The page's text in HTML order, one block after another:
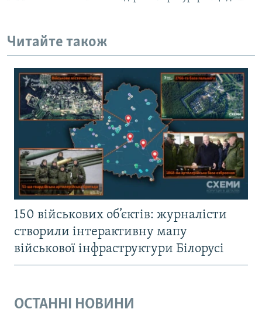
Читайте також
150 військових об’єктів: журналісти
створили інтерактивну мапу
військової інфраструктури Білорусі
ОСТАННІ НОВИНИ